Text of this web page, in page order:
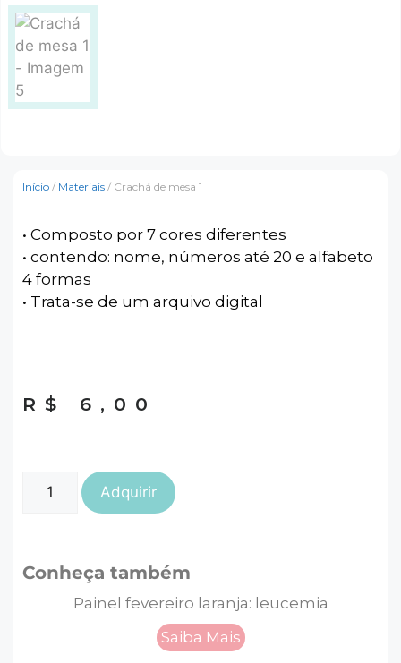
Início / Materiais / Crachá de mesa 1
• Composto por 7 cores diferentes
• contendo: nome, números até 20 e alfabeto
4 formas
• Trata-se de um arquivo digital
R$ 6,00
Adquirir
Conheça também
Painel fevereiro laranja: leucemia
Saiba Mais